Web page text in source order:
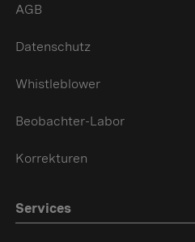
AGB
Datenschutz
Whistleblower
Beobachter-Labor
Korrekturen
Services